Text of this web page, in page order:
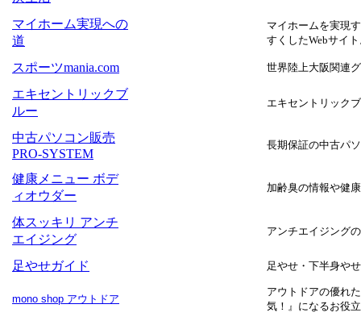
マイホーム実現への
道
マイホームを実現
すくしたWebサイ
スポーツmania.com 世界陸上大阪関連
エキセントリックブ
ルー
エキセントリック
中古パソコン販売
PRO-SYSTEM
長期保証の中古パ
健康メニュー ボデ
ィオウダー
加齢臭の情報や健
体スッキリ アンチ
エイジング
アンチエイジング
足やせガイド 足やせ・下半身や
mono shop アウトドア
アウトドアの優れた
気！』になるお役